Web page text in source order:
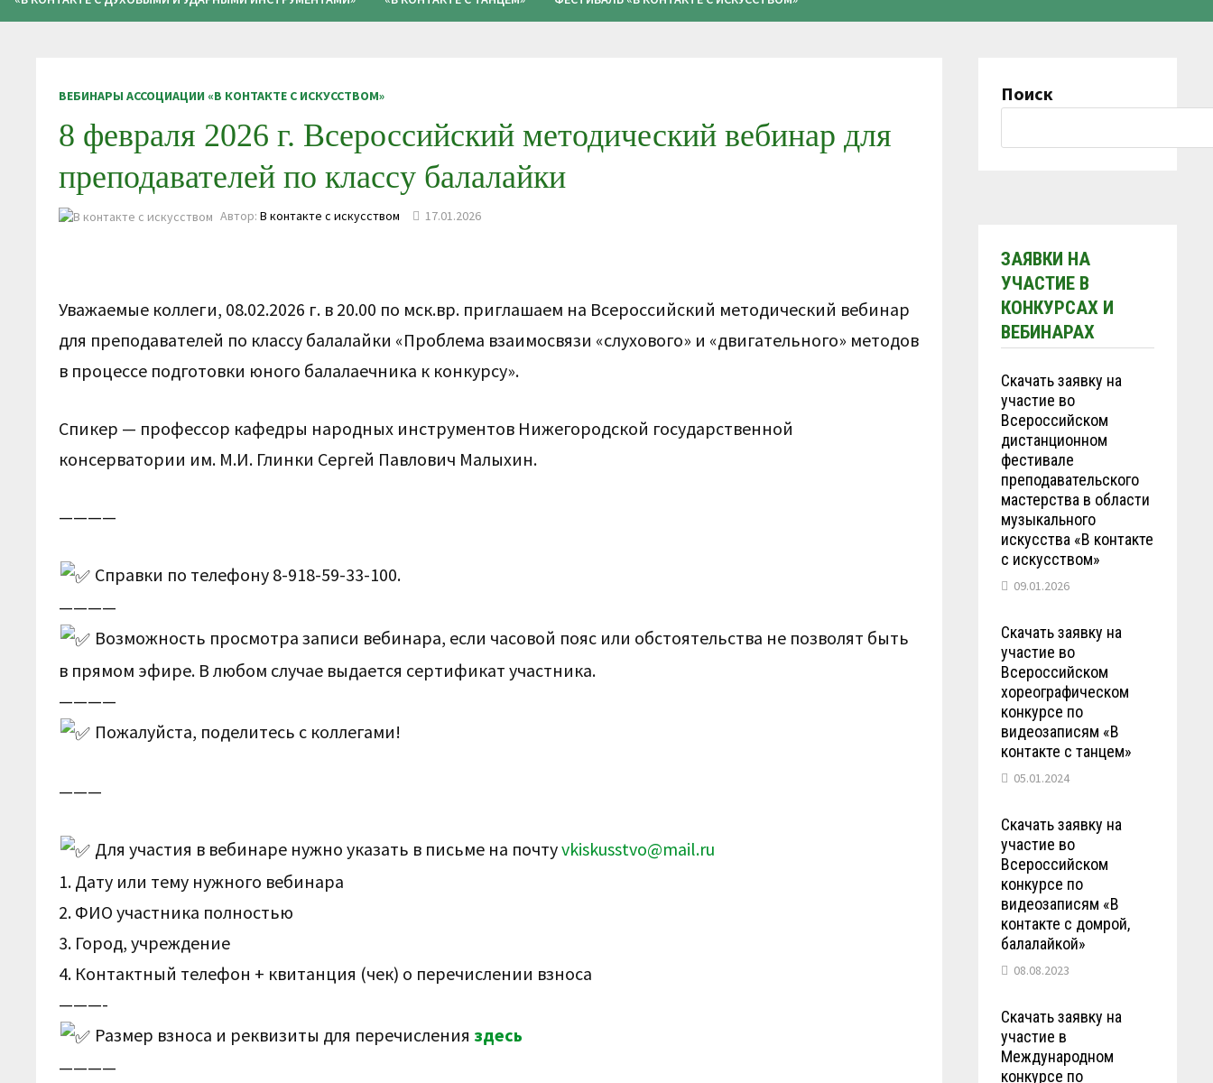
ВЕБИНАРЫ АССОЦИАЦИИ «В КОНТАКТЕ С ИСКУССТВОМ»
8 февраля 2026 г. Всероссийский методический вебинар для
преподавателей по классу балалайки
Автор:В контакте с искусством 17.01.2026
Уважаемые коллеги, 08.02.2026 г. в 20.00 по мск.вр. приглашаем на Всероссийский методический вебинар
для преподавателей по классу балалайки «Проблема взаимосвязи «слухового» и «двигательного» методов
в процессе подготовки юного балалаечника к конкурсу».
Спикер — профессор кафедры народных инструментов Нижегородской государственной
консерватории им. М.И. Глинки Сергей Павлович Малыхин.
————
Справки по телефону 8-918-59-33-100.
————
Возможность просмотра записи вебинара, если часовой пояс или обстоятельства не позволят быть
в прямом эфире. В любом случае выдается сертификат участника.
————
Пожалуйста, поделитесь с коллегами!
———
Для участия в вебинаре нужно указать в письме на почтуvkiskusstvo@mail.ru
1. Дату или тему нужного вебинара
2. ФИО участника полностью
3. Город, учреждение
4. Контактный телефон + квитанция (чек) о перечислении взноса
———-
Размер взноса и реквизиты для перечисленияздесь
————
Поиск
ЗАЯВКИ НА
УЧАСТИЕ В
КОНКУРСАХ И
ВЕБИНАРАХ
Скачать заявку на
участие во
Всероссийском
дистанционном
фестивале
преподавательского
мастерства в области
музыкального
искусства «В контакте
с искусством»
09.01.2026
Скачать заявку на
участие во
Всероссийском
хореографическом
конкурсе по
видеозаписям «В
контакте с танцем»
05.01.2024
Скачать заявку на
участие во
Всероссийском
конкурсе по
видеозаписям «В
контакте с домрой,
балалайкой»
08.08.2023
Скачать заявку на
участие в
Международном
конкурсе по